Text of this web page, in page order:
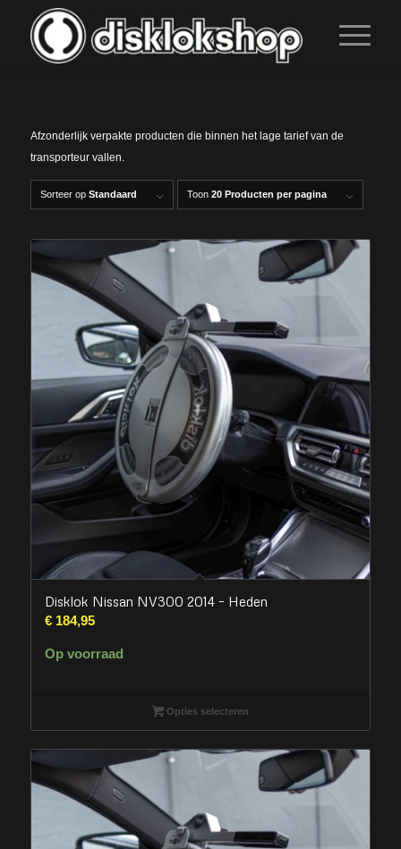
Afzonderlijk verpakte producten die binnen het lage tarief van de
transporteur vallen.
Sorteer op Standaard Toon 20 Producten per pagina
Disklok Nissan NV300 2014 – Heden
€184,95
Op voorraad
Opties selecteren